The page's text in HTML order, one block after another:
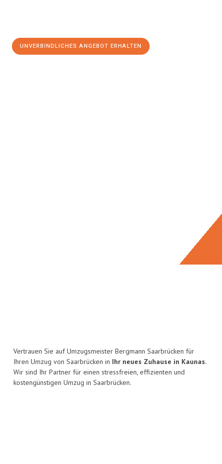
UNVERBINDLICHES ANGEBOT ERHALTEN
Vertrauen Sie auf Umzugsmeister Bergmann Saarbrücken für
Ihren Umzug von Saarbrücken in Ihr neues Zuhause in Kaunas.
Wir sind Ihr Partner für einen stressfreien, effizienten und
kostengünstigen Umzug in Saarbrücken.